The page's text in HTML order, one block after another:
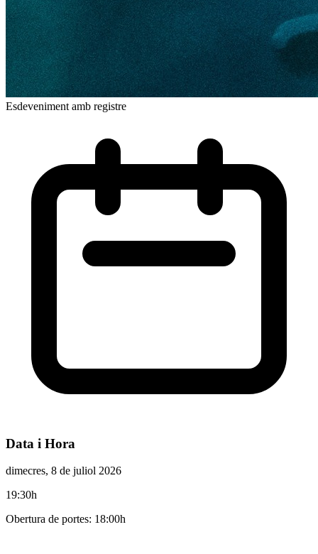
Esdeveniment amb registre
Data i Hora
dimecres, 8 de juliol 2026
19:30h
Obertura de portes: 18:00h